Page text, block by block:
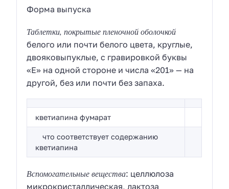
Форма выпуска
Таблетки, покрытые пленочной оболочкой
белого или почти белого цвета, круглые,
двояковыпуклые, с гравировкой буквы
«E» на одной стороне и числа «201» — на
другой, без или почти без запаха.
кветиапина фумарат
что соответствует содержанию
кветиапина
Вспомогательные вещества: целлюлоза
микрокристаллическая, лактоза